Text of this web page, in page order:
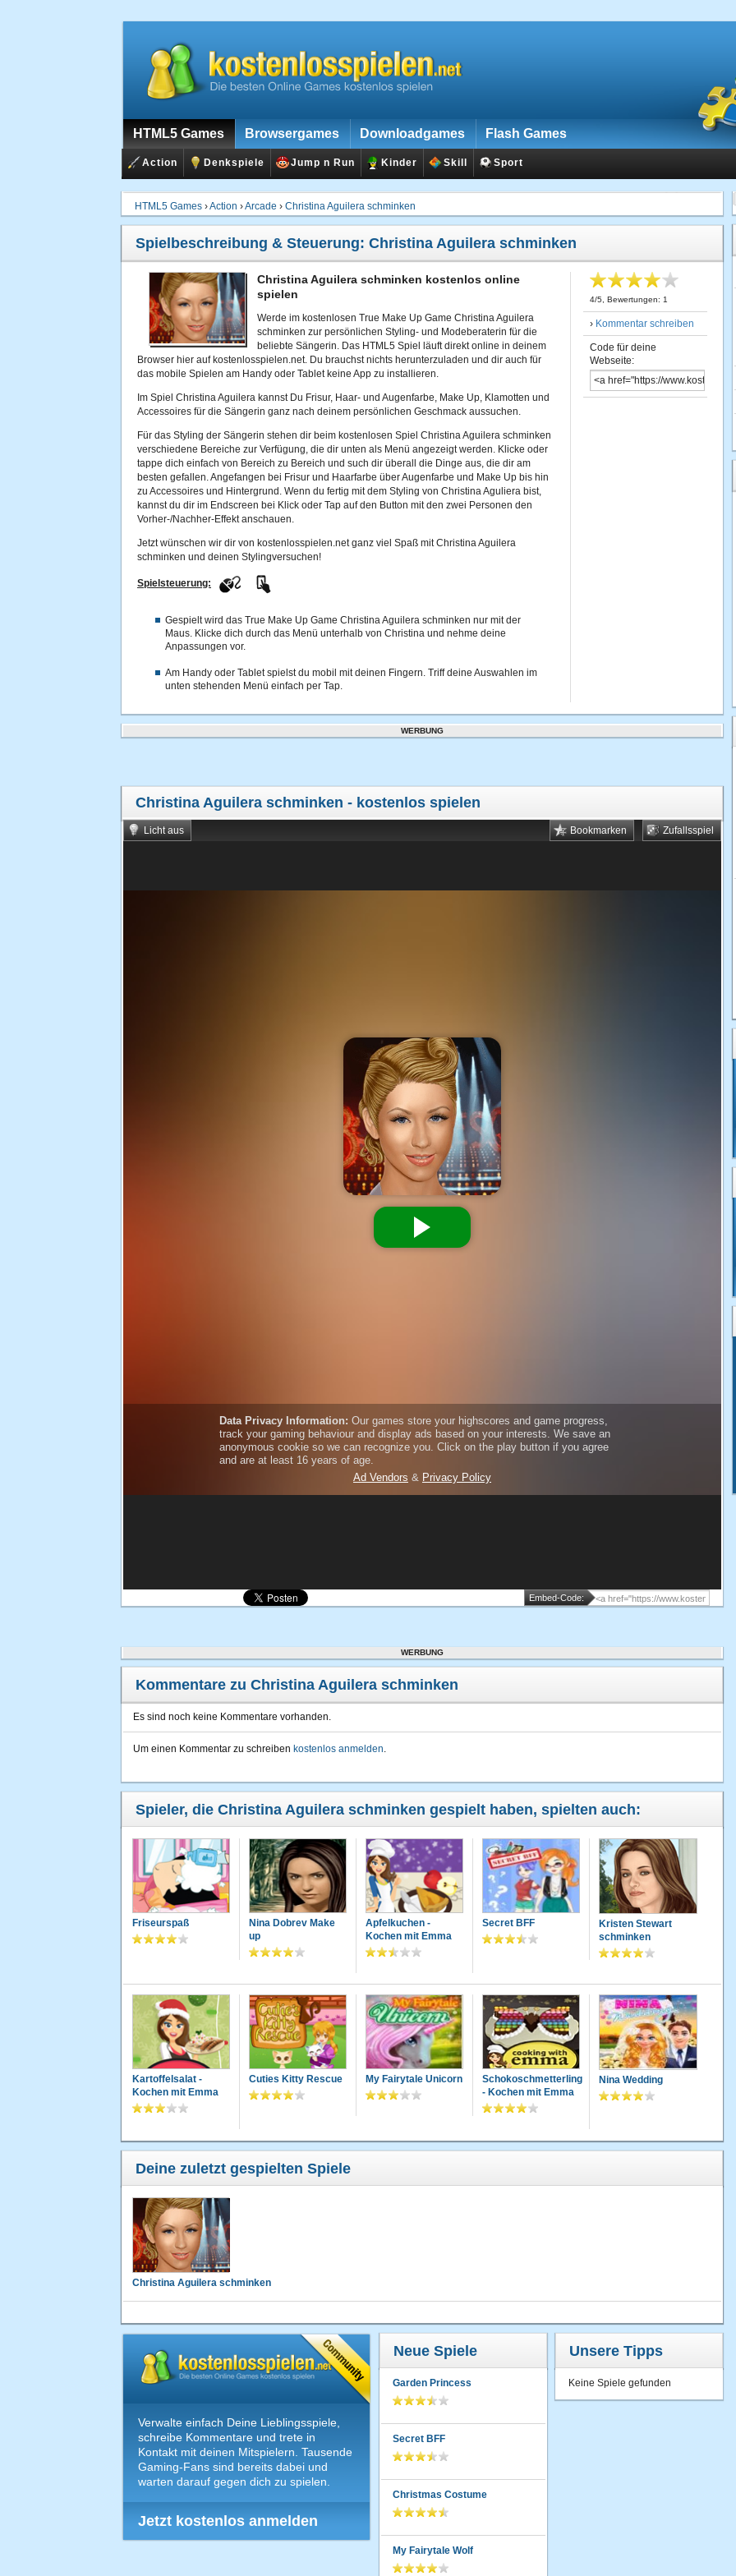
HTML5 Games Browsergames Downloadgames Flash Games
Action Denkspiele Jump n Run Kinder Skill Sport
HTML5 Games ›Action ›Arcade › Christina Aguilera schminken
Spielbeschreibung & Steuerung: Christina Aguilera schminken
Christina Aguilera schminken kostenlos online
spielen
Werde im kostenlosen True Make Up Game Christina Aguilera
schminken zur persönlichen Styling- und Modeberaterin für die
beliebte Sängerin. Das HTML5 Spiel läuft direkt online in deinem
Browser hier auf kostenlosspielen.net. Du brauchst nichts herunterzuladen und dir auch für
das mobile Spielen am Handy oder Tablet keine App zu installieren.
Im Spiel Christina Aguilera kannst Du Frisur, Haar- und Augenfarbe, Make Up, Klamotten und
Accessoires für die Sängerin ganz nach deinem persönlichen Geschmack aussuchen.
Für das Styling der Sängerin stehen dir beim kostenlosen Spiel Christina Aguilera schminken
verschiedene Bereiche zur Verfügung, die dir unten als Menü angezeigt werden. Klicke oder
tappe dich einfach von Bereich zu Bereich und such dir überall die Dinge aus, die dir am
besten gefallen. Angefangen bei Frisur und Haarfarbe über Augenfarbe und Make Up bis hin
zu Accessoires und Hintergrund. Wenn du fertig mit dem Styling von Christina Aguliera bist,
kannst du dir im Endscreen bei Klick oder Tap auf den Button mit den zwei Personen den
Vorher-/Nachher-Effekt anschauen.
Jetzt wünschen wir dir von kostenlosspielen.net ganz viel Spaß mit Christina Aguilera
schminken und deinen Stylingversuchen!
Spielsteuerung:
Gespielt wird das True Make Up Game Christina Aguilera schminken nur mit der
Maus. Klicke dich durch das Menü unterhalb von Christina und nehme deine
Anpassungen vor.
Am Handy oder Tablet spielst du mobil mit deinen Fingern. Triff deine Auswahlen im
unten stehenden Menü einfach per Tap.
4/5 , Bewertungen: 1
› Kommentar schreiben
Code für deine
Webseite:
WERBUNG
Christina Aguilera schminken - kostenlos spielen
Licht aus Zufallsspiel
Bookmarken
Embed-Code:
WERBUNG
Kommentare zu Christina Aguilera schminken
Es sind noch keine Kommentare vorhanden.
Um einen Kommentar zu schreiben kostenlos anmelden.
Spieler, die Christina Aguilera schminken gespielt haben, spielten auch:
Friseurspaß
Nina Dobrev Make
up
Apfelkuchen -
Kochen mit Emma
Secret BFF
Kristen Stewart
schminken
Kartoffelsalat -
Kochen mit Emma
Cuties Kitty Rescue My Fairytale Unicorn
Schokoschmetterling
- Kochen mit Emma
Nina Wedding
Deine zuletzt gespielten Spiele
Christina Aguilera schminken
Verwalte einfach Deine Lieblingsspiele,
schreibe Kommentare und trete in
Kontakt mit deinen Mitspielern. Tausende
Gaming-Fans sind bereits dabei und
warten darauf gegen dich zu spielen.
Jetzt kostenlos anmelden
Neue Spiele
Garden Princess
Secret BFF
Christmas Costume
My Fairytale Wolf
Unsere Tipps
Keine Spiele gefunden